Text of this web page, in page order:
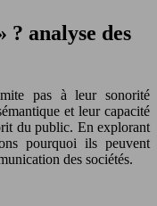
? analyse des
pas à leur sonorité
et leur capacité
du public. En explorant
pourquoi ils peuvent
des sociétés.